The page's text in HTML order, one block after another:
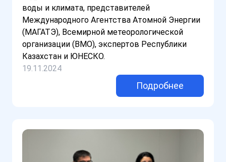
воды и климата, представителей
Международного Агентства Атомной Энергии
(МАГАТЭ), Всемирной метеорологической
организации (ВМО), экспертов Республики
Казахстан и ЮНЕСКО.
19.11.2024
Подробнее